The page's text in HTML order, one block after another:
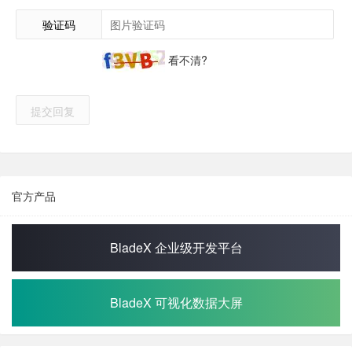
验证码
看不清?
提交回复
官方产品
BladeX 企业级开发平台
BladeX 可视化数据大屏